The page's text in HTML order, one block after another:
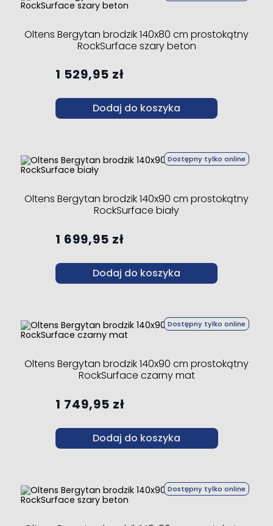
Oltens Bergytan brodzik 140x80 cm prostokątny
RockSurface szary beton
1 529,95 zł
Dodaj do koszyka
Dostępny tylko online
Oltens Bergytan brodzik 140x90 cm prostokątny
RockSurface biały
1 699,95 zł
Dodaj do koszyka
Dostępny tylko online
Oltens Bergytan brodzik 140x90 cm prostokątny
RockSurface czarny mat
1 749,95 zł
Dodaj do koszyka
Dostępny tylko online